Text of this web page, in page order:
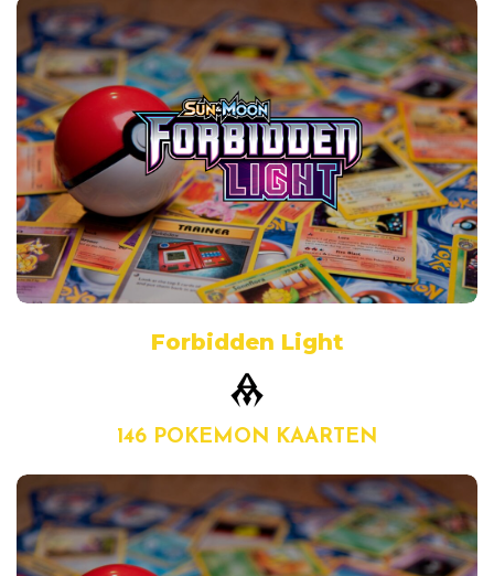
Forbidden Light
146 POKEMON KAARTEN